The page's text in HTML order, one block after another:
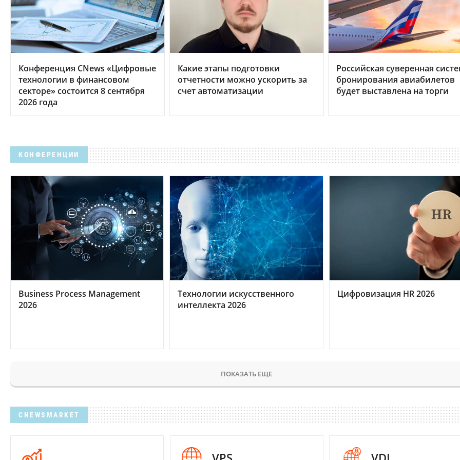
Конференция CNews «Цифровые
технологии в финансовом
секторе» состоится 8 сентября
2026 года
Какие этапы подготовки
отчетности можно ускорить за
счет автоматизации
Российская суверенная
бронирования авиабилетов
будет выставлена на торги
КОНФЕРЕНЦИИ
Business Process Management
2026
Технологии искусственного
интеллекта 2026
Цифровизация HR 2026
ПОКАЗАТЬ ЕЩЕ
CNEWSMARKET